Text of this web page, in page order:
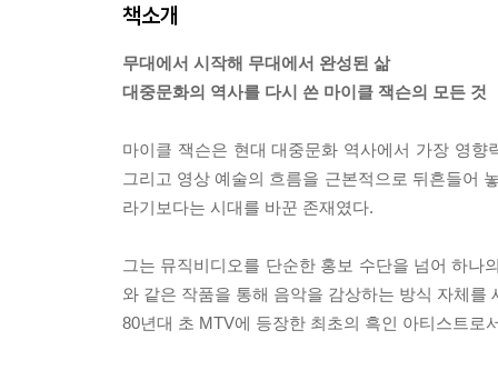
책소개
무대에서 시작해 무대에서 완성된 삶
대중문화의 역사를 다시 쓴 마이클 잭슨의 모든 것
마이클 잭슨은 현대 대중문화 역사에서 가장 영
그리고 영상 예술의 흐름을 근본적으로 뒤흔들어
라기보다는 시대를 바꾼 존재였다.
그는 뮤직비디오를 단순한 홍보 수단을 넘어 하나
와 같은 작품을 통해 음악을 감상하는 방식 자체
80년대 초 MTV에 등장한 최초의 흑인 아티스트로